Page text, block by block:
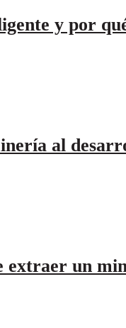
y por
al
extraer un